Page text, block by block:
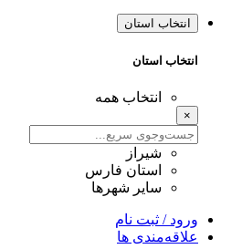
انتخاب استان
انتخاب استان
انتخاب همه
×
شیراز
استان فارس
سایر شهرها
ورود / ثبت نام
علاقه‌مندی ها